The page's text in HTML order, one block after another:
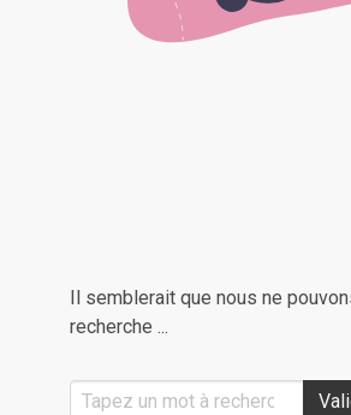
Il semblerait que nous ne
recherche ...